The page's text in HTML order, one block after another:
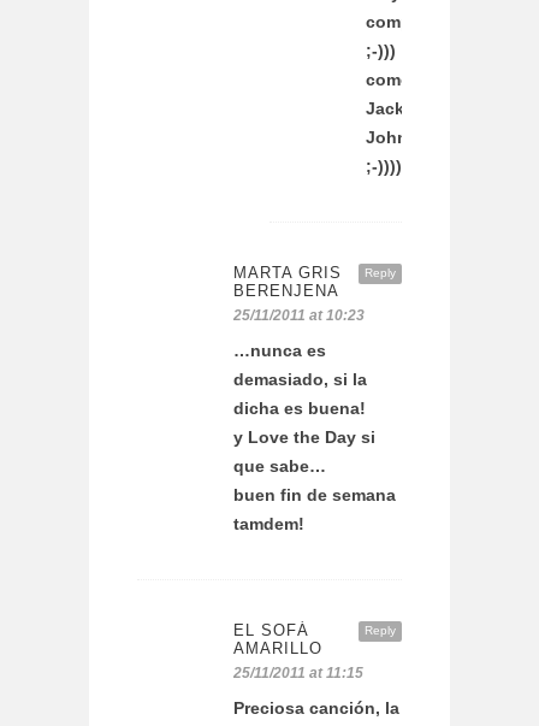
completo
;-)))
como
Jack
Johnson
;-))))
Reply
MARTA GRIS
BERENJENA
25/11/2011 at 10:23
…nunca es
demasiado, si la
dicha es buena!
y Love the Day si
que sabe…
buen fin de semana
tamdem!
Reply
EL SOFÁ
AMARILLO
25/11/2011 at 11:15
Preciosa canción, la